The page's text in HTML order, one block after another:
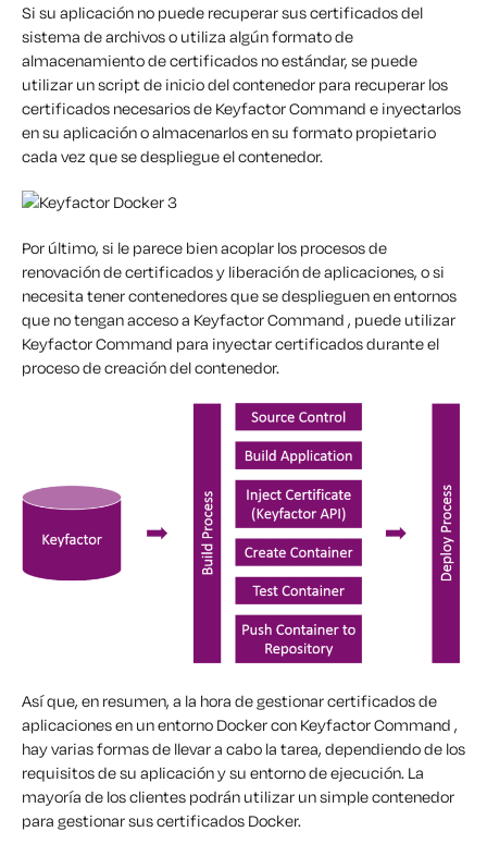
Si su aplicación no puede recuperar sus certificados del
sistema de archivos o utiliza algún formato de
almacenamiento de certificados no estándar, se puede
utilizar un script de inicio del contenedor para recuperar los
certificados necesarios de Keyfactor Command e inyectarlos
en su aplicación o almacenarlos en su formato propietario
cada vez que se despliegue el contenedor.
Por último, si le parece bien acoplar los procesos de
renovación de certificados y liberación de aplicaciones, o si
necesita tener contenedores que se desplieguen en entornos
que no tengan acceso a Keyfactor Command , puede utilizar
Keyfactor Command para inyectar certificados durante el
proceso de creación del contenedor.
Así que, en resumen, a la hora de gestionar certificados de
aplicaciones en un entorno Docker con Keyfactor Command ,
hay varias formas de llevar a cabo la tarea, dependiendo de los
requisitos de su aplicación y su entorno de ejecución. La
mayoría de los clientes podrán utilizar un simple contenedor
para gestionar sus certificados Docker.